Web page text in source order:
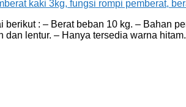
: – Berat beban 10 kg. – Bahan
lentur. – Hanya tersedia warna